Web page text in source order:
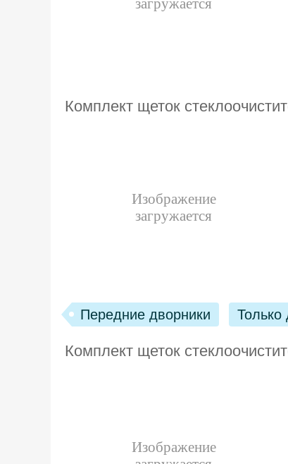
Комплект щеток
Передние дворники Только
Комплект щеток